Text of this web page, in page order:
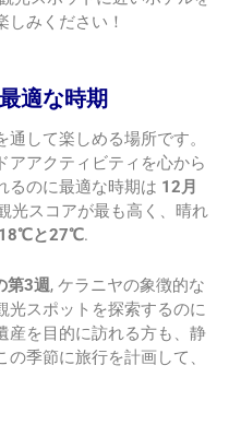
みください！
適な時期
して楽しめる場所です。
アアクティビティを心から
るのに最適な時期は 12月
光スコアが最も高く、晴れ
18℃と27℃.
第3週, ケラニヤの象徴的な
光スポットを探索するのに
産を目的に訪れる方も、静
季節に旅行を計画して、